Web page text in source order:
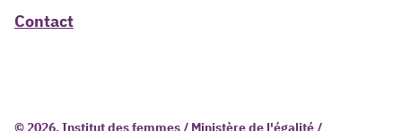
Contact
© 2026, Institut des femmes / Ministère de l'égalité /